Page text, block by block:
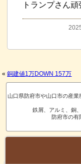
トランプさん頑
«銅建値1万DOWN 157万
山口県防府市や山口市の産
鉄屑、アルミ、銅
防府市の有